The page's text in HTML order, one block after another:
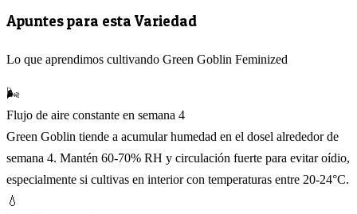
Apuntes para esta Variedad
Lo que aprendimos cultivando Green Goblin Feminized
🌬️
Flujo de aire constante en semana 4
Green Goblin tiende a acumular humedad en el dosel alrededor de
semana 4. Mantén 60-70% RH y circulación fuerte para evitar oídio,
especialmente si cultivas en interior con temperaturas entre 20-24°C.
💧